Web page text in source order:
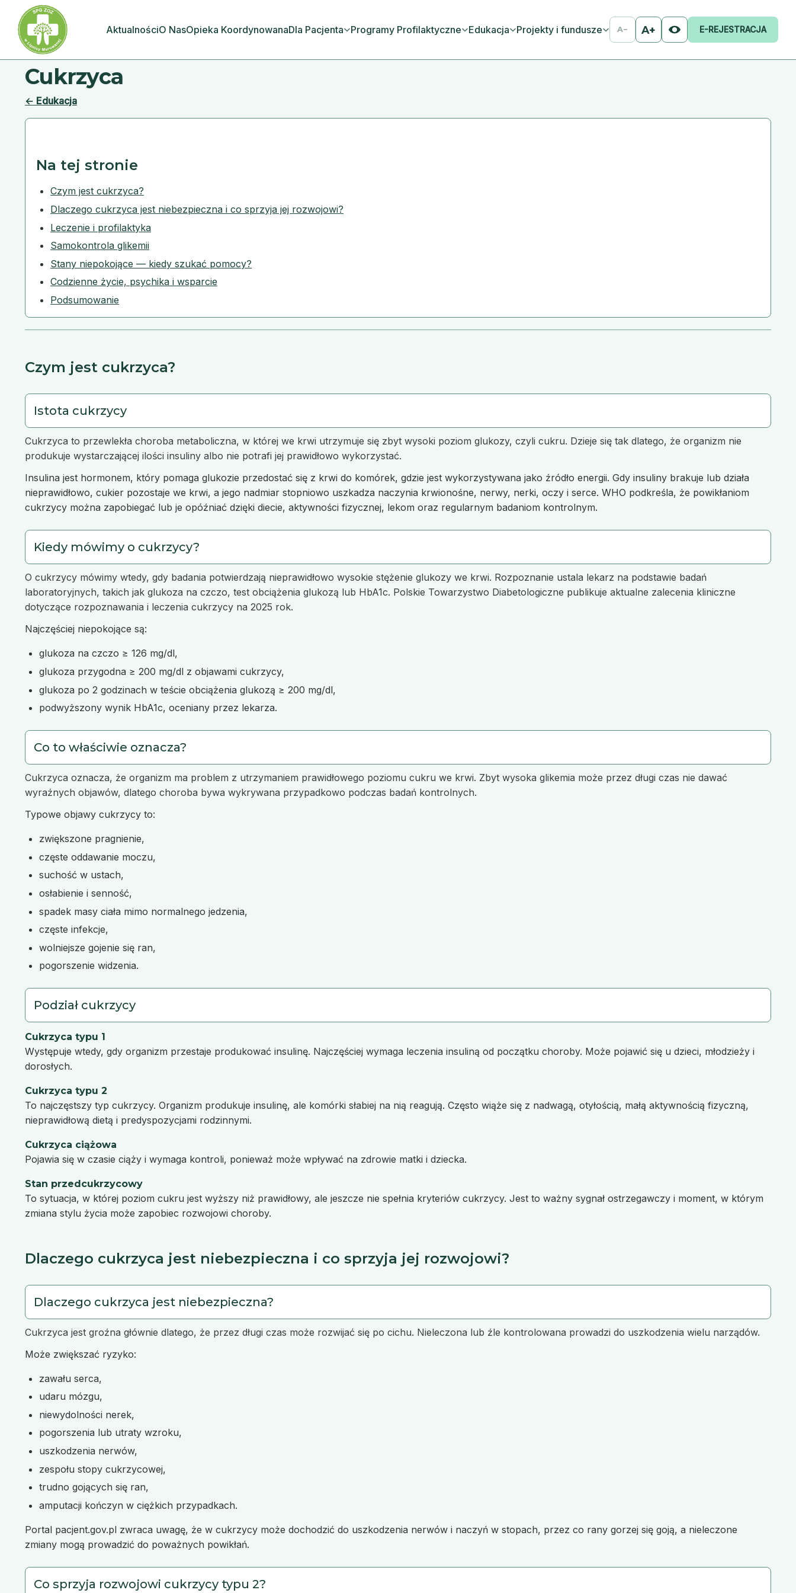
AktualnościO NasOpieka KoordynowanaDla Pacjenta Programy Profilaktyczne Edukacja Projekty i fundusze A− A+ E-REJESTRACJA
Cukrzyca
← Edukacja
Na tej stronie
Czym jest cukrzyca?
Dlaczego cukrzyca jest niebezpieczna i co sprzyja jej rozwojowi?
Leczenie i profilaktyka
Samokontrola glikemii
Stany niepokojące — kiedy szukać pomocy?
Codzienne życie, psychika i wsparcie
Podsumowanie
Czym jest cukrzyca?
Istota cukrzycy
Cukrzyca to przewlekła choroba metaboliczna, w której we krwi utrzymuje się zbyt wysoki poziom glukozy, czyli cukru. Dzieje się tak dlatego, że organizm nie
produkuje wystarczającej ilości insuliny albo nie potrafi jej prawidłowo wykorzystać.
Insulina jest hormonem, który pomaga glukozie przedostać się z krwi do komórek, gdzie jest wykorzystywana jako źródło energii. Gdy insuliny brakuje lub działa
nieprawidłowo, cukier pozostaje we krwi, a jego nadmiar stopniowo uszkadza naczynia krwionośne, nerwy, nerki, oczy i serce. WHO podkreśla, że powikłaniom
cukrzycy można zapobiegać lub je opóźniać dzięki diecie, aktywności fizycznej, lekom oraz regularnym badaniom kontrolnym.
Kiedy mówimy o cukrzycy?
O cukrzycy mówimy wtedy, gdy badania potwierdzają nieprawidłowo wysokie stężenie glukozy we krwi. Rozpoznanie ustala lekarz na podstawie badań
laboratoryjnych, takich jak glukoza na czczo, test obciążenia glukozą lub HbA1c. Polskie Towarzystwo Diabetologiczne publikuje aktualne zalecenia kliniczne
dotyczące rozpoznawania i leczenia cukrzycy na 2025 rok.
Najczęściej niepokojące są:
glukoza na czczo ≥ 126 mg/dl,
glukoza przygodna ≥ 200 mg/dl z objawami cukrzycy,
glukoza po 2 godzinach w teście obciążenia glukozą ≥ 200 mg/dl,
podwyższony wynik HbA1c, oceniany przez lekarza.
Co to właściwie oznacza?
Cukrzyca oznacza, że organizm ma problem z utrzymaniem prawidłowego poziomu cukru we krwi. Zbyt wysoka glikemia może przez długi czas nie dawać
wyraźnych objawów, dlatego choroba bywa wykrywana przypadkowo podczas badań kontrolnych.
Typowe objawy cukrzycy to:
zwiększone pragnienie,
częste oddawanie moczu,
suchość w ustach,
osłabienie i senność,
spadek masy ciała mimo normalnego jedzenia,
częste infekcje,
wolniejsze gojenie się ran,
pogorszenie widzenia.
Podział cukrzycy
Cukrzyca typu 1
Występuje wtedy, gdy organizm przestaje produkować insulinę. Najczęściej wymaga leczenia insuliną od początku choroby. Może pojawić się u dzieci, młodzieży i
dorosłych.
Cukrzyca typu 2
To najczęstszy typ cukrzycy. Organizm produkuje insulinę, ale komórki słabiej na nią reagują. Często wiąże się z nadwagą, otyłością, małą aktywnością fizyczną,
nieprawidłową dietą i predyspozycjami rodzinnymi.
Cukrzyca ciążowa
Pojawia się w czasie ciąży i wymaga kontroli, ponieważ może wpływać na zdrowie matki i dziecka.
Stan przedcukrzycowy
To sytuacja, w której poziom cukru jest wyższy niż prawidłowy, ale jeszcze nie spełnia kryteriów cukrzycy. Jest to ważny sygnał ostrzegawczy i moment, w którym
zmiana stylu życia może zapobiec rozwojowi choroby.
Dlaczego cukrzyca jest niebezpieczna i co sprzyja jej rozwojowi?
Dlaczego cukrzyca jest niebezpieczna?
Cukrzyca jest groźna głównie dlatego, że przez długi czas może rozwijać się po cichu. Nieleczona lub źle kontrolowana prowadzi do uszkodzenia wielu narządów.
Może zwiększać ryzyko:
zawału serca,
udaru mózgu,
niewydolności nerek,
pogorszenia lub utraty wzroku,
uszkodzenia nerwów,
zespołu stopy cukrzycowej,
trudno gojących się ran,
amputacji kończyn w ciężkich przypadkach.
Portal pacjent.gov.pl zwraca uwagę, że w cukrzycy może dochodzić do uszkodzenia nerwów i naczyń w stopach, przez co rany gorzej się goją, a nieleczone
zmiany mogą prowadzić do poważnych powikłań.
Co sprzyja rozwojowi cukrzycy typu 2?